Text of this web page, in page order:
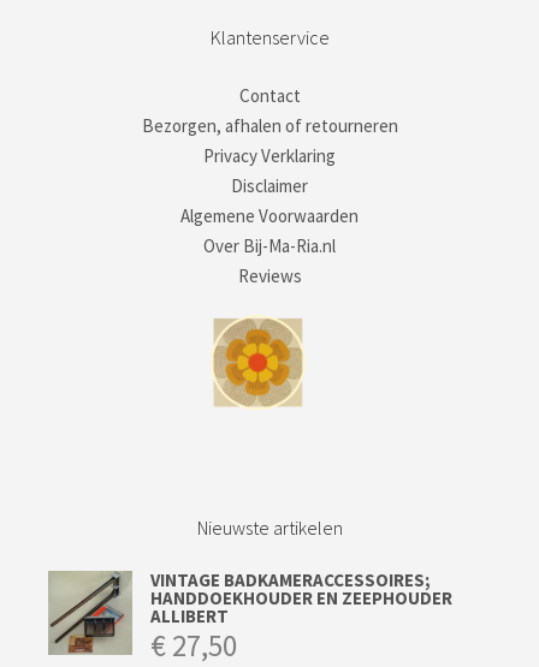
Klantenservice
Contact
Bezorgen, afhalen of retourneren
Privacy Verklaring
Disclaimer
Algemene Voorwaarden
Over Bij-Ma-Ria.nl
Reviews
Nieuwste artikelen
VINTAGE BADKAMERACCESSOIRES;
HANDDOEKHOUDER EN ZEEPHOUDER
ALLIBERT
€27,50